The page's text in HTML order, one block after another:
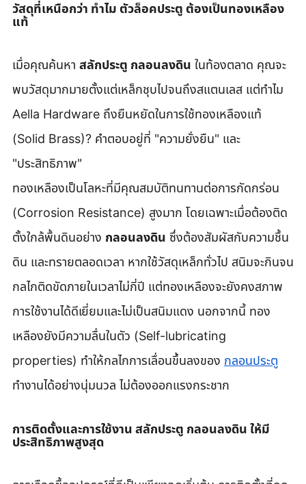
วัสดุที่เหนือกว่า ทำไม ตัวล็อคประตู ต้องเป็นทองเหลือง
แท้
เมื่อคุณค้นหา สลักประตู กลอนลงดิน ในท้องตลาด คุณจะ
พบวัสดุมากมายตั้งแต่เหล็กชุบไปจนถึงสแตนเลส แต่ทำไม
Aella Hardware ถึงยืนหยัดในการใช้ทองเหลืองแท้
(Solid Brass)? คำตอบอยู่ที่ "ความยั่งยืน" และ
"ประสิทธิภาพ"
ทองเหลืองเป็นโลหะที่มีคุณสมบัติทนทานต่อการกัดกร่อน
(Corrosion Resistance) สูงมาก โดยเฉพาะเมื่อต้องติด
ตั้งใกล้พื้นดินอย่าง กลอนลงดิน ซึ่งต้องสัมผัสกับความชื้น
ดิน และทรายตลอดเวลา หากใช้วัสดุเหล็กทั่วไป สนิมจะกินจน
กลไกติดขัดภายในเวลาไม่กี่ปี แต่ทองเหลืองจะยังคงสภาพ
การใช้งานได้ดีเยี่ยมและไม่เป็นสนิมแดง นอกจากนี้ ทอง
เหลืองยังมีความลื่นในตัว (Self-lubricating
properties) ทำให้กลไกการเลื่อนขึ้นลงของ กลอนประตู
ทำงานได้อย่างนุ่มนวล ไม่ต้องออกแรงกระชาก
การติดตั้งและการใช้งาน สลักประตู กลอนลงดิน ให้มี
ประสิทธิภาพสูงสุด